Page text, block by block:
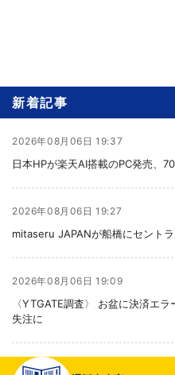
新着記事
2026年08月06日 19:37
日本HPが楽天AI搭載のPC発売、
2026年08月06日 19:27
mitaseru JAPANが船橋にセント
2026年08月06日 19:09
〈YTGATE調査〉 お盆に決済エ
失注に
2026年08月06日 19:01